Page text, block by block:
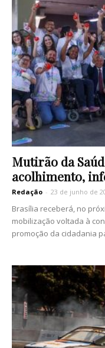
Mutirão da
acolhimento,
Redação - 23 de junho de
Brasília receberá, no
mobilização voltada à
promoção da cidadania